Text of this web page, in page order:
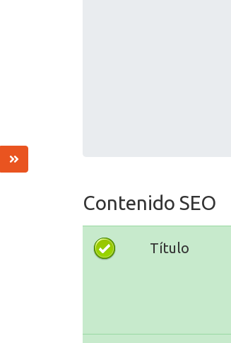
Contenido SEO
Título